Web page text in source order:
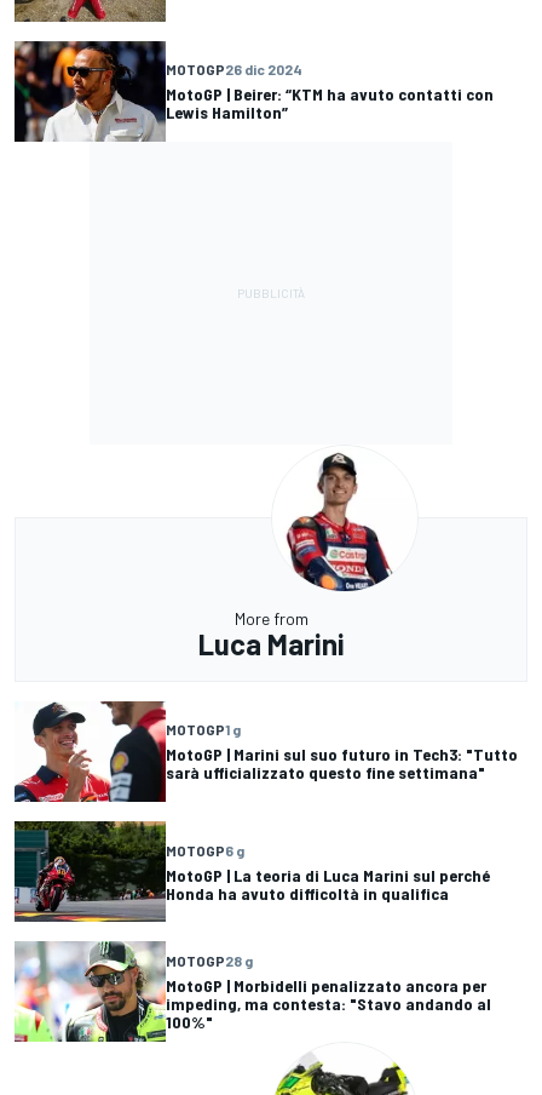
MOTOGP26 dic 2024
MotoGP | Beirer: “KTM ha avuto contatti con
Lewis Hamilton”
More from
Luca Marini
MOTOGP1 g
MotoGP | Marini sul suo futuro in Tech3: "Tutto
sarà ufficializzato questo fine settimana"
MOTOGP6 g
MotoGP | La teoria di Luca Marini sul perché
Honda ha avuto difficoltà in qualifica
MOTOGP28 g
MotoGP | Morbidelli penalizzato ancora per
impeding, ma contesta: "Stavo andando al
100%"